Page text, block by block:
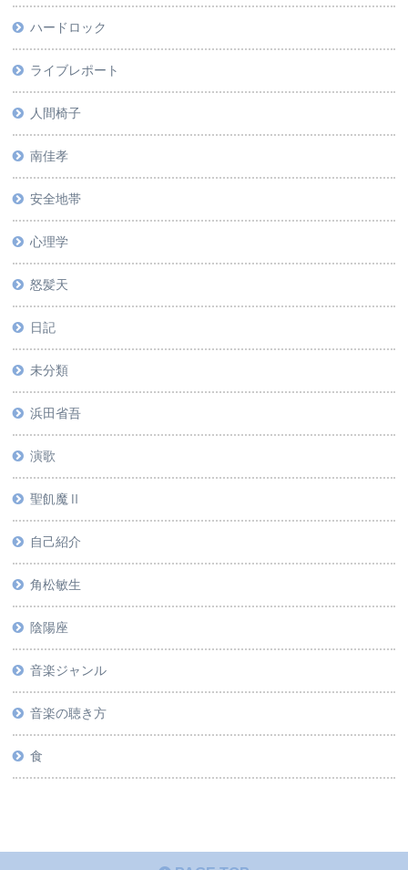
ハードロック
ライブレポート
人間椅子
南佳孝
安全地帯
心理学
怒髪天
日記
未分類
浜田省吾
演歌
聖飢魔Ⅱ
自己紹介
角松敏生
陰陽座
音楽ジャンル
音楽の聴き方
食